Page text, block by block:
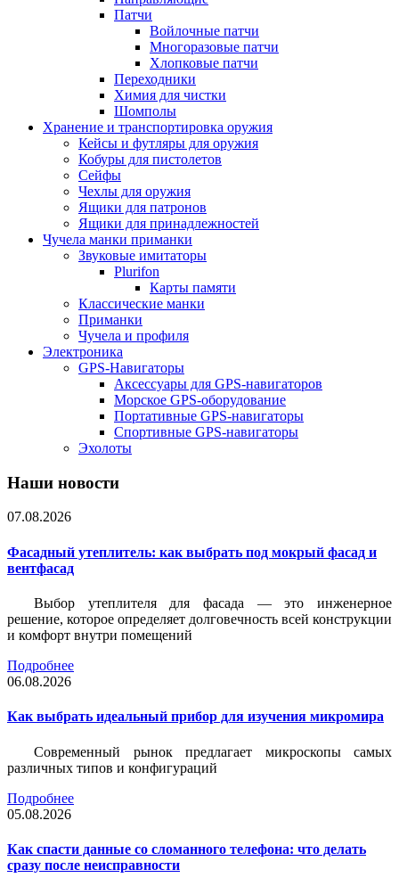
Патчи
Войлочные патчи
Многоразовые патчи
Хлопковые патчи
Переходники
Химия для чистки
Шомполы
Хранение и транспортировка оружия
Кейсы и футляры для оружия
Кобуры для пистолетов
Сейфы
Чехлы для оружия
Ящики для патронов
Ящики для принадлежностей
Чучела манки приманки
Звуковые имитаторы
Plurifon
Карты памяти
Классические манки
Приманки
Чучела и профиля
Электроника
GPS-Навигаторы
Аксессуары для GPS-навигаторов
Морское GPS-оборудование
Портативные GPS-навигаторы
Спортивные GPS-навигаторы
Эхолоты
Наши новости
07.08.2026
Фасадный утеплитель: как выбрать под мокрый фасад и
вентфасад
Выбор утеплителя для фасада — это инженерное
решение, которое определяет долговечность всей конструкции
и комфорт внутри помещений
Подробнее
06.08.2026
Как выбрать идеальный прибор для изучения микромира
Современный рынок предлагает микроскопы самых
различных типов и конфигураций
Подробнее
05.08.2026
Как спасти данные со сломанного телефона: что делать
сразу после неисправности